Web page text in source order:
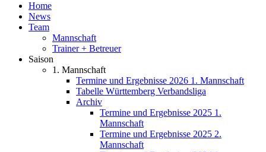
Home
News
Team
Mannschaft
Trainer + Betreuer
Saison
1. Mannschaft
Termine und Ergebnisse 2026 1. Mannschaft
Tabelle Württemberg Verbandsliga
Archiv
Termine und Ergebnisse 2025 1.
Mannschaft
Termine und Ergebnisse 2025 2.
Mannschaft